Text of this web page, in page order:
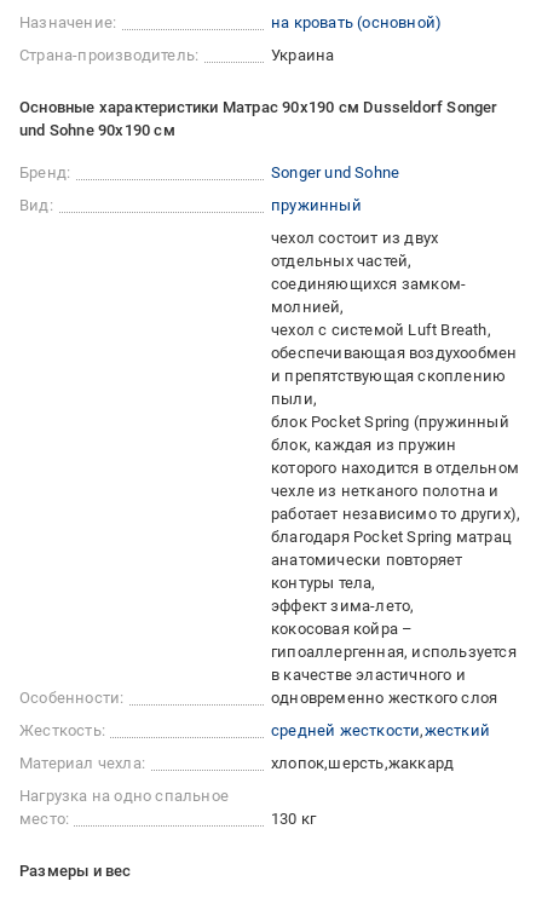
Назначение:
на кровать (основной)
Страна-производитель:
Украина
Основные характеристики Матрас 90х190 см Dusseldorf Songer
und Sohne 90x190 см
Бренд:
Songer und Sohne
Вид:
пружинный
Особенности:
чехол состоит из двух
отдельных частей,
соединяющихся замком-
молнией
чехол с системой Luft Breath,
обеспечивающая воздухообмен
и препятствующая скоплению
пыли
блок Pocket Spring (пружинный
блок, каждая из пружин
которого находится в отдельном
чехле из нетканого полотна и
работает независимо то других)
благодаря Pocket Spring матрац
анатомически повторяет
контуры тела
эффект зима-лето
кокосовая койра –
гипоаллергенная, используется
в качестве эластичного и
одновременно жесткого слоя
Жесткость:
средней жесткости жесткий
Материал чехла:
хлопок шерсть жаккард
Нагрузка на одно спальное
место:
130 кг
Размеры и вес